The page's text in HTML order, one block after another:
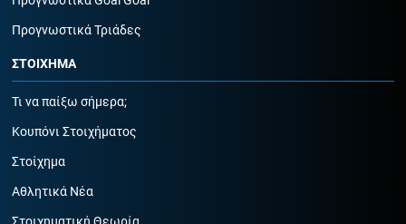
Προγνωστικά Τριάδες
ΣΤΟΙΧΗΜΑ
Τι να παίξω σήμερα;
Κουπόνι Στοιχήματος
Στοίχημα
Αθλητικά Νέα